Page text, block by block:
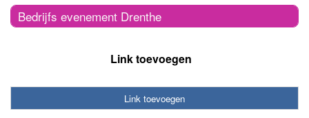
Bedrijfs evenement Drenthe
Link toevoegen
Link toevoegen